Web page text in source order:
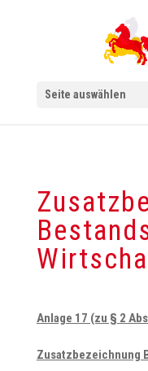
Seite auswählen
Anlage 17 (zu § 2
Zusatzbezeichnung